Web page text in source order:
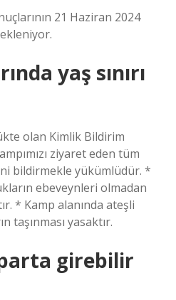
21 Haziran 2024
yaş sınırı
olan Kimlik Bildirim
ziyaret eden tüm
bildirmekle yükümlüdür. *
ebeveynleri olmadan
* Kamp alanında ateşli
taşınması yasaktır.
girebilir